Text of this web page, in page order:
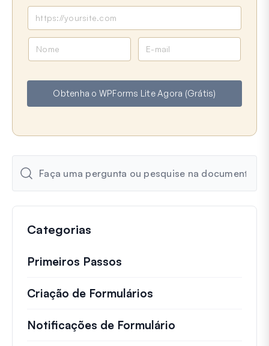
e
i
Obtenha o WPForms Lite Agora (Grátis)
Categorias
Primeiros Passos
Criação de Formulários
Notificações de Formulário